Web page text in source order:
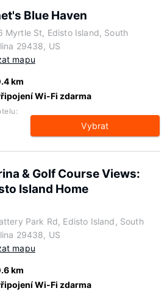
Blue Haven
Myrtle St, Edisto Island, South
29438, US
mapu
km
Wi-Fi zdarma
Vybrat
& Golf Course Views:
Island Home
Park Rd, Edisto Island, South
29438, US
mapu
km
Wi-Fi zdarma